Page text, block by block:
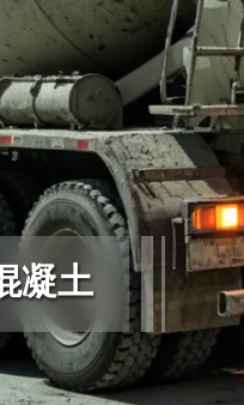
凝土